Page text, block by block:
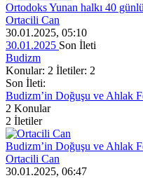
Ortodoks Yunan halkı 40
Ortacili Can
30.01.2025, 05:10
30.01.2025 Son İleti
Budizm
Konular: 2 İletiler: 2
Son İleti:
Budizm’in Doğuşu ve Ahlak
2 Konular
2 İletiler
Budizm’in Doğuşu ve Ahlak
Ortacili Can
30.01.2025, 06:47